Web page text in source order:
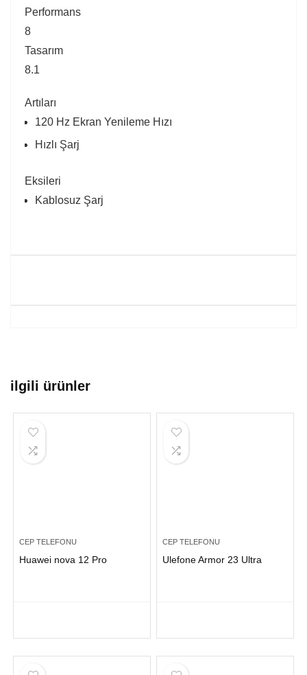
Performans
8
Tasarım
8.1
Artıları
120 Hz Ekran Yenileme Hızı
Hızlı Şarj
Eksileri
Kablosuz Şarj
ilgili ürünler
CEP TELEFONU
Huawei nova 12 Pro
CEP TELEFONU
Ulefone Armor 23 Ultra